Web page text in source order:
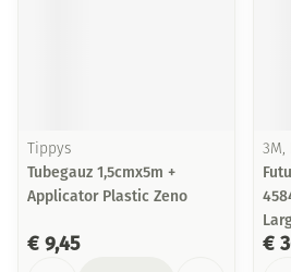
Tippys
Tubegauz 1,5cmx5m +
Applicator Plastic Zeno
€ 9,45
3M,
€